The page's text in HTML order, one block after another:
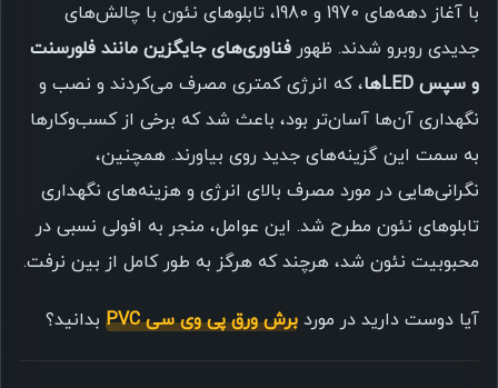
با آغاز دهه‌های 1970 و 1980، تابلوهای نئون با چالش‌های
جدیدی روبرو شدند. ظهور فناوری‌های جایگزین مانند فلورسنت
و سپس LEDها
، که انرژی کمتری مصرف می‌کردند و نصب و
نگهداری آن‌ها آسان‌تر بود، باعث شد که برخی از کسب‌وکارها
به سمت این گزینه‌های جدید روی بیاورند. همچنین،
نگرانی‌هایی در مورد مصرف بالای انرژی و هزینه‌های نگهداری
تابلوهای نئون مطرح شد. این عوامل، منجر به افولی نسبی در
محبوبیت نئون شد، هرچند که هرگز به طور کامل از بین نرفت.
آیا دوست دارید در مورد برش ورق پی وی سی PVC بدانید؟